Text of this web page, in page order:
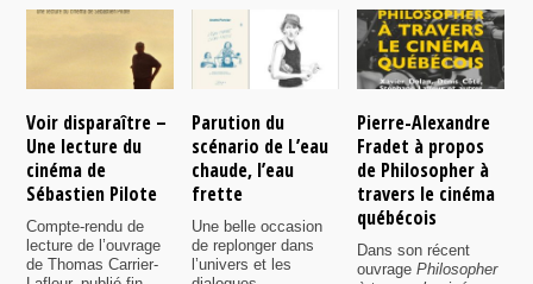
Voir disparaître –
Une lecture du
cinéma de
Sébastien Pilote
Compte-rendu de
lecture de l’ouvrage
de Thomas Carrier-
Parution du
scénario de L’eau
chaude, l’eau
frette
Une belle occasion
de replonger dans
l’univers et les
Pierre-Alexandre
Fradet à propos
de Philosopher à
travers le cinéma
québécois
Dans son récent
ouvragePhilosopher